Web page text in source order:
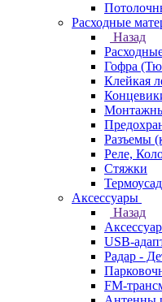
Расходные
Назад
Гофра
Клейкая
Разъемы
Реле,
Стяжки
Аксессуары
Назад
USB-
Радар -
FM-